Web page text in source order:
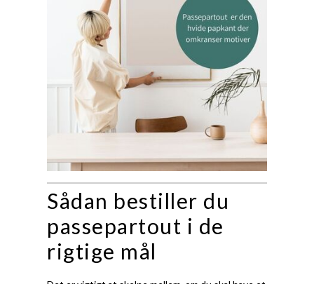
Sådan bestiller du
passepartout i de
rigtige mål